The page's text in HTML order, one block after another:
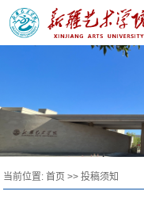
当前位置:首页 >>投稿须知